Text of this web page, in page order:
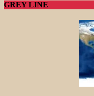
GREY LINE